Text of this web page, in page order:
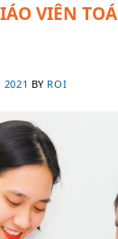
VIÊN
2021 BY ROI